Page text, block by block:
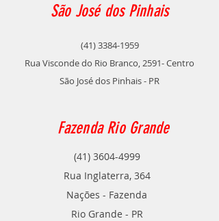
São José dos Pinhais
(41) 3384-1959
Rua Visconde do Rio Branco, 2591- Centro
São José dos Pinhais - PR
Fazenda Rio Grande
(41) 3604-4999
Rua Inglaterra, 364
Nações - Fazenda
Rio Grande - PR